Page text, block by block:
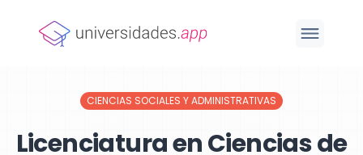
CIENCIAS SOCIALES Y ADMINISTRATIVAS
Licenciatura en Ciencias de